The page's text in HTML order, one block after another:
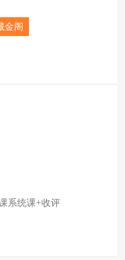
金阁
系统课+收评